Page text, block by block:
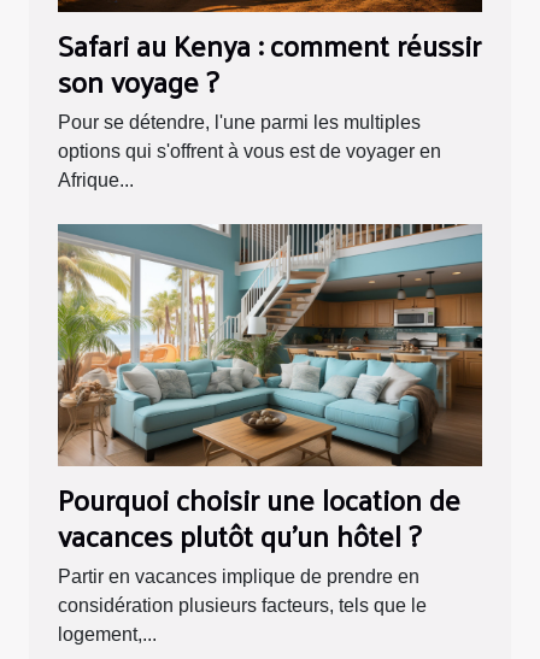
Safari au Kenya : comment réussir
son voyage ?
Pour se détendre, l'une parmi les multiples
options qui s'offrent à vous est de voyager en
Afrique...
Pourquoi choisir une location de
vacances plutôt qu'un hôtel ?
Partir en vacances implique de prendre en
considération plusieurs facteurs, tels que le
logement,...